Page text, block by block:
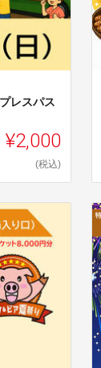
レスパス
¥2,000
(税込)